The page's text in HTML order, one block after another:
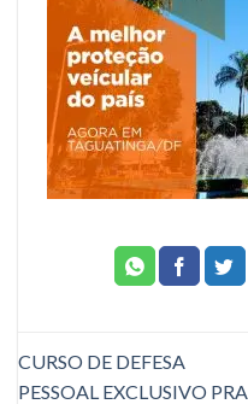
CURSO DE DEFESA
PESSOAL EXCLUSIVO PRA